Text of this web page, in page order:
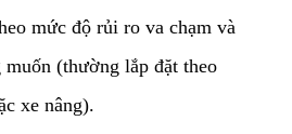
mức độ rủi ro va chạm và
muốn (thường lắp đặt theo
xe nâng).